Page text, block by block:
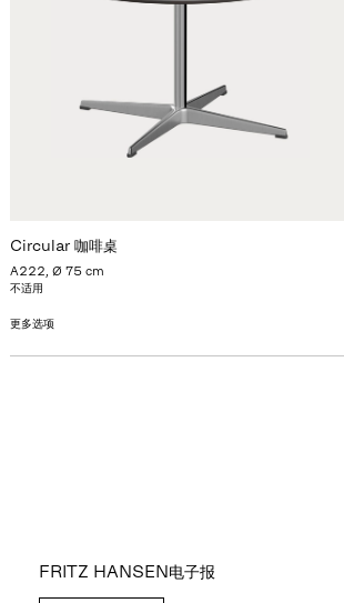
Circular 咖啡桌
A222, Ø 75 cm
不适用
更多选项
FRITZ HANSEN电子报